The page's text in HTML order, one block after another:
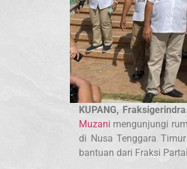
KUPANG,
Muzani mengunjungi
di Nusa Tenggara
bantuan dari Fraksi